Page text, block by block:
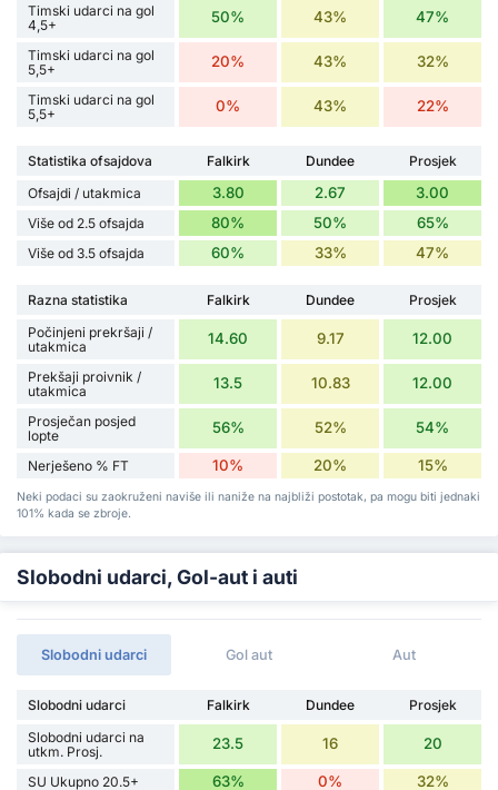
Timski udarci na gol
4,5+
50% 43% 47%
Timski udarci na gol
5,5+
20% 43% 32%
Timski udarci na gol
5,5+
0% 43% 22%
Statistika ofsajdova Falkirk Dundee
Prosjek
Ofsajdi / utakmica
3.80 2.67 3.00
Više od 2.5 ofsajda 80% 50% 65%
Više od 3.5 ofsajda 60% 33% 47%
Razna statistika Falkirk Dundee
Prosjek
Počinjeni prekršaji /
utakmica
14.60 9.17 12.00
Prekšaji proivnik /
utakmica
13.5 10.83 12.00
Prosječan posjed
lopte
56% 52% 54%
Nerješeno % FT 10% 20% 15%
Neki podaci su zaokruženi naviše ili naniže na najbliži postotak, pa mogu biti jednaki
101% kada se zbroje.
Slobodni udarci, Gol-aut i auti
Slobodni udarci Gol aut Aut
Slobodni udarci Falkirk Dundee
Prosjek
Slobodni udarci na
utkm. Prosj.
23.5 16 20
SU Ukupno 20.5+ 63% 0% 32%